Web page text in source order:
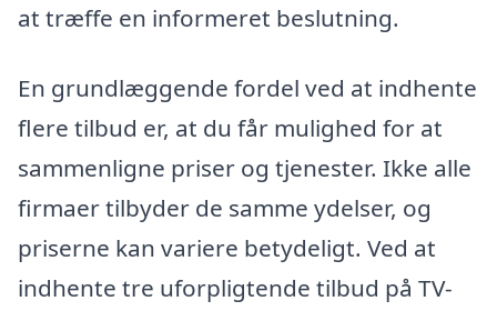
at træffe en informeret beslutning.
En grundlæggende fordel ved at indhente
flere tilbud er, at du får mulighed for at
sammenligne priser og tjenester. Ikke alle
firmaer tilbyder de samme ydelser, og
priserne kan variere betydeligt. Ved at
indhente tre uforpligtende tilbud på TV-